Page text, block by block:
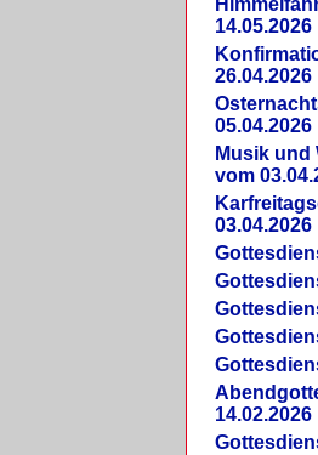
14.05.2026
26.04.2026
05.04.2026
Musik und
vom
03.04.2026
14.02.2026